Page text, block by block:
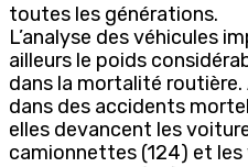
toutes les générations.
L’analyse des véhicules
ailleurs le poids
dans la mortalité
dans des accidents
elles devancent les
camionnettes (124) et les